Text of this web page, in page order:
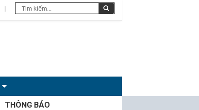
THÔNG BÁO